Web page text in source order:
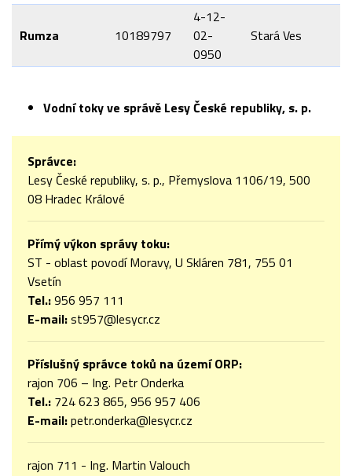
Rumza 10189797
4-12-
02-
0950
Stará Ves
Vodní toky ve správě Lesy České republiky, s. p.
Správce:
Lesy České republiky, s. p., Přemyslova 1106/19, 500
08 Hradec Králové
Přímý výkon správy toku:
ST - oblast povodí Moravy, U Skláren 781, 755 01
Vsetín
Tel.:956 957 111
E-mail:st957@lesycr.cz
Příslušný správce toků na území ORP:
rajon 706 – Ing. Petr Onderka
Tel.: 724 623 865, 956 957 406
E-mail:petr.onderka@lesycr.cz
rajon 711 - Ing. Martin Valouch